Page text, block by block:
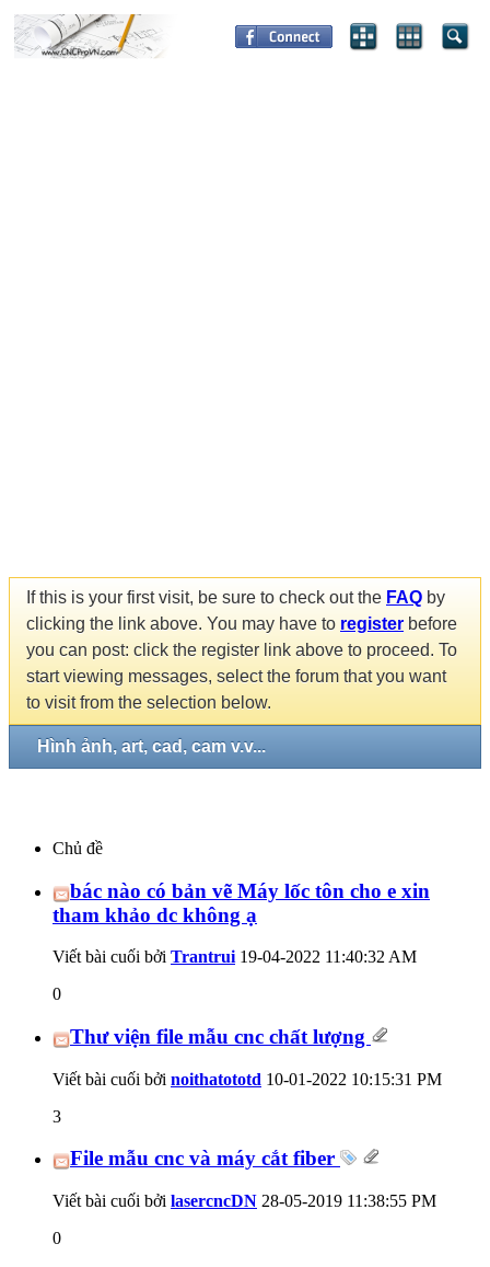
If this is your first visit, be sure to check out the FAQ by
clicking the link above. You may have to register before
you can post: click the register link above to proceed. To
start viewing messages, select the forum that you want
to visit from the selection below.
Hình ảnh, art, cad, cam v.v...
Chủ đề
bác nào có bản vẽ Máy lốc tôn cho e xin
tham khảo dc không ạ
Viết bài cuối bởi Trantrui 19-04-2022 11:40:32 AM
0
Thư viện file mẫu cnc chất lượng
Viết bài cuối bởi noithatototd 10-01-2022 10:15:31 PM
3
File mẫu cnc và máy cắt fiber
Viết bài cuối bởi lasercncDN 28-05-2019 11:38:55 PM
0